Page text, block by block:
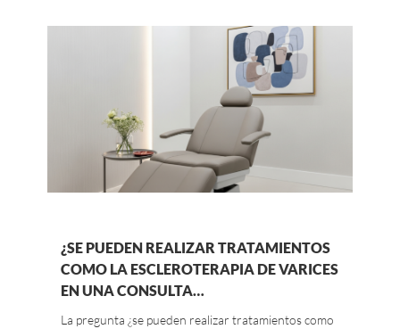
¿SE PUEDEN REALIZAR TRATAMIENTOS
COMO LA ESCLEROTERAPIA DE VARICES
EN UNA CONSULTA…
La pregunta ¿se pueden realizar tratamientos como